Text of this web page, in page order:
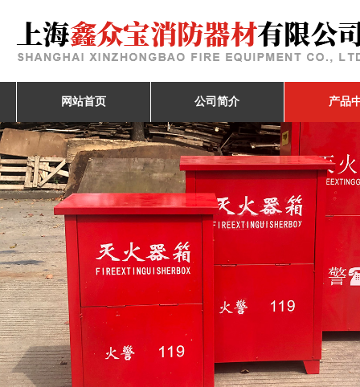
网站首页 公司简介 产品